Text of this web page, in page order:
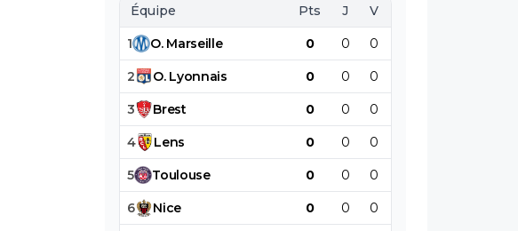
Équipe Pts J V
1 O. Marseille 0 0 0
2 O. Lyonnais 0 0 0
3 Brest 0 0 0
4 Lens 0 0 0
5 Toulouse 0 0 0
6 Nice 0 0 0